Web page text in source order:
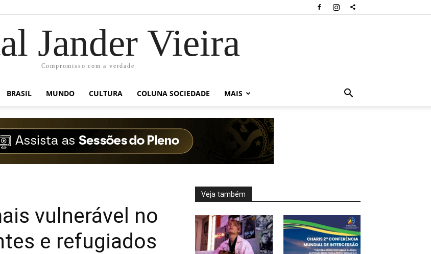
Jander Vieira
Compromisso com a verdade
BRASIL MUNDO CULTURA COLUNA SOCIEDADE MAIS
vulnerável no
e refugiados
Veja também